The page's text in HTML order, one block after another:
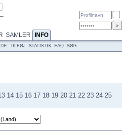
SAMLER INFO
TILFØJ STATISTIK FAQ SØG
14 15 16 17 18 19 20 21 22 23 24 25